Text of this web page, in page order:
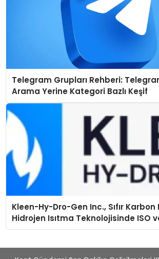
Telegram Grupları Rehberi:
Arama Yerine Kategori Bazlı Keşif
Kleen-Hy-Dro-Gen Inc., Sıfır Karbon
Hidrojen Isıtma Teknolojisinde ISO
Düzenleyici Onaylarını Aldı